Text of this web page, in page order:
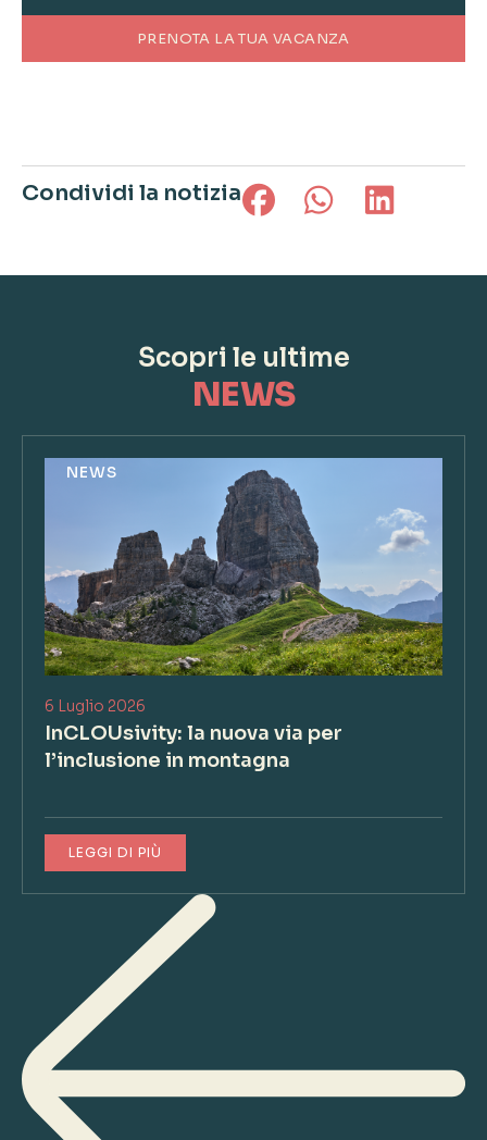
PRENOTA LA TUA VACANZA
Condividi la notizia
Scopri le ultime
NEWS
NEWS
6 Luglio 2026
InCLOUsivity: la nuova via per
l’inclusione in montagna
LEGGI DI PIÙ